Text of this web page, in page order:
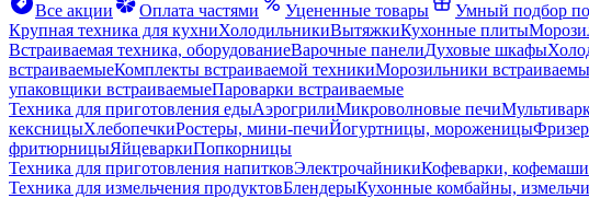
Все акции
Оплата частями Уцененные товары Умный подбор
Крупная техника для кухниХолодильникиВытяжкиКухонные плиты
Встраиваемая техника, оборудованиеВарочные панелиДуховые шкафы
встраиваемыеКомплекты встраиваемой техникиМорозильники
упаковщики встраиваемыеПароварки встраиваемые
Техника для приготовления едыАэрогрилиМикроволновые печи
кексницыХлебопечкиРостеры, мини-печиЙогуртницы, мороженицы
фритюрницыЯйцеваркиПопкорницы
Техника для приготовления напитковЭлектрочайникиКофеварки,
Техника для измельчения продуктовБлендерыКухонные комбайны,